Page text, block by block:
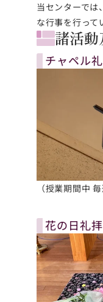
当センターでは
な行事を行って
諸活
チャペル
（授業期間中
花の日礼拝